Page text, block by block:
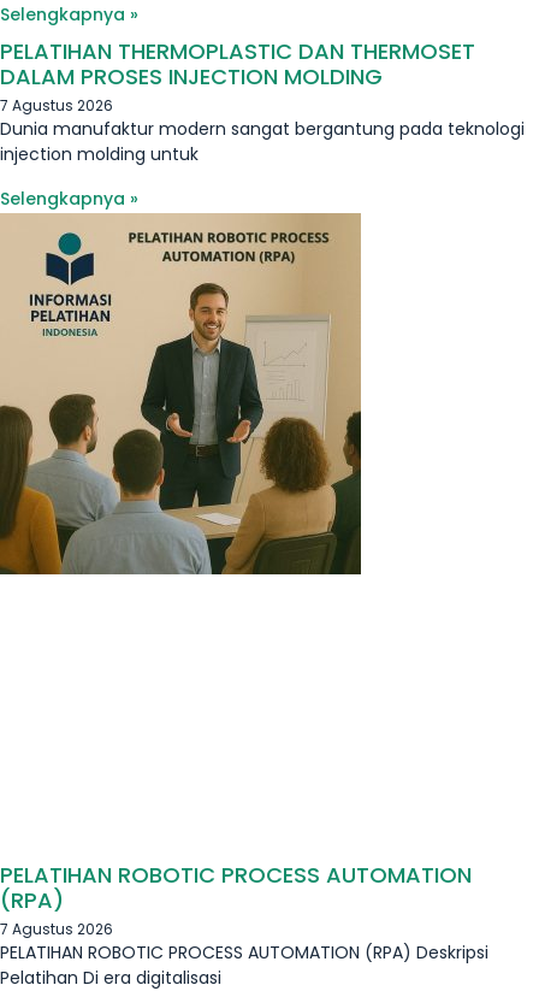
Selengkapnya »
PELATIHAN THERMOPLASTIC DAN THERMOSET
DALAM PROSES INJECTION MOLDING
7 Agustus 2026
Dunia manufaktur modern sangat bergantung pada teknologi
injection molding untuk
Selengkapnya »
PELATIHAN ROBOTIC PROCESS AUTOMATION
(RPA)
7 Agustus 2026
PELATIHAN ROBOTIC PROCESS AUTOMATION (RPA) Deskripsi
Pelatihan Di era digitalisasi